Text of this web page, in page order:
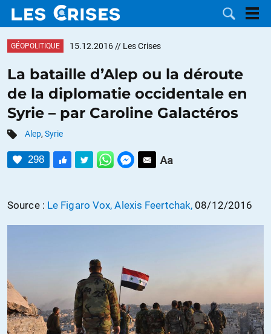
DOSSIERS
CATÉGORIES
MOTS CLÉS
CONTACTER
FAIRE UN
GÉOPOLITIQUE 15.12.2016 // Les Crises
La bataille d’Alep ou la déroute
de la diplomatie occidentale en
Syrie – par Caroline Galactéros
Alep, Syrie
298
Source : Le Figaro Vox,Alexis Feertchak, 08/12/2016